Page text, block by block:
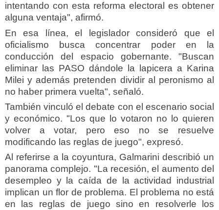
intentando con esta reforma electoral es obtener
alguna ventaja", afirmó.
En esa línea, el legislador consideró que el
oficialismo busca concentrar poder en la
conducción del espacio gobernante. "Buscan
eliminar las PASO dándole la lapicera a Karina
Milei y además pretenden dividir al peronismo al
no haber primera vuelta", señaló.
También vinculó el debate con el escenario social
y económico. "Los que lo votaron no lo quieren
volver a votar, pero eso no se resuelve
modificando las reglas de juego", expresó.
Al referirse a la coyuntura, Galmarini describió un
panorama complejo. "La recesión, el aumento del
desempleo y la caída de la actividad industrial
implican un flor de problema. El problema no está
en las reglas de juego sino en resolverle los